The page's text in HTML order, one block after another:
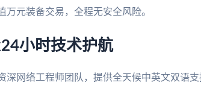
万元装备交易，全程无安全风险。
小时技术护航
深网络工程师团队，提供全天候中英文双语